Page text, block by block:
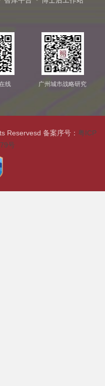
线 广州城市战略研究
Reservesd 备案序号： 粤ICP
号